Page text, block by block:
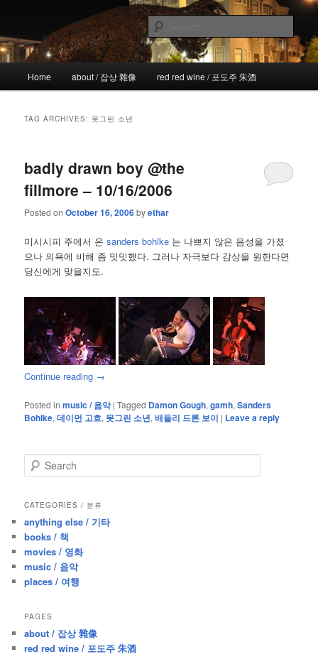
primary
content
secondary
content!wicked
the more I see the less I know
Home about / 잡상 雜像 red red wine / 포도주 朱酒
TAG ARCHIVES: 못그린 소년
badly drawn boy @the
fillmore – 10/16/2006
Posted onOctober 16, 2006byethar
미시시피 주에서 온sanders bohlke 는 나쁘지 않은 음성을 가졌
으나 의욕에 비해 좀 밋밋했다. 그러나 자극보다 감상을 원한다면
당신에게 맞을지도.
Continue reading →
Posted in music / 음악 |Tagged Damon Gough,gamh,Sanders
Bohlke,데이먼 고흐, 못그린 소년,배들리 드론 보이 | Leave a reply
e
r
h
CATEGORIES / 분류
anything else / 기타
books / 책
movies / 영화
music / 음악
places / 여행
PAGES
about / 잡상 雜像
red red wine / 포도주 朱酒